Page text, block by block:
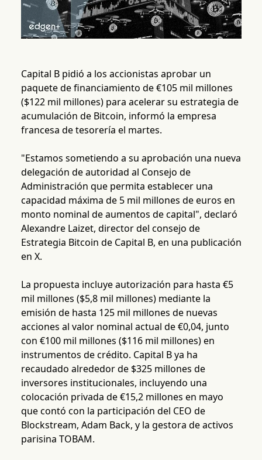
Capital B pidió a los accionistas aprobar un
paquete de financiamiento de €105 mil millones
($122 mil millones) para acelerar su estrategia de
acumulación de Bitcoin, informó la empresa
francesa de tesorería el martes.
"Estamos sometiendo a su aprobación una nueva
delegación de autoridad al Consejo de
Administración que permita establecer una
capacidad máxima de 5 mil millones de euros en
monto nominal de aumentos de capital", declaró
Alexandre Laizet, director del consejo de
Estrategia Bitcoin de Capital B, en una publicación
en X.
La propuesta incluye autorización para hasta €5
mil millones ($5,8 mil millones) mediante la
emisión de hasta 125 mil millones de nuevas
acciones al valor nominal actual de €0,04, junto
con €100 mil millones ($116 mil millones) en
instrumentos de crédito. Capital B ya ha
recaudado alrededor de $325 millones de
inversores institucionales, incluyendo una
colocación privada de €15,2 millones en mayo
que contó con la participación del CEO de
Blockstream, Adam Back, y la gestora de activos
parisina TOBAM.